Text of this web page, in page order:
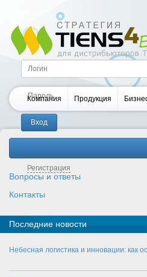
Регистрация
Компания Продукция
Вопросы и ответы
Контакты
Последние новости
Небесная логистика и инновации: как